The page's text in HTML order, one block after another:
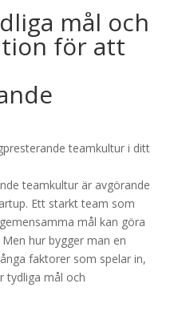
mål och
för att
teamkultur är avgörande
Ett starkt team som
mål kan göra
hur bygger man en
faktorer som spelar in,
tydliga mål och